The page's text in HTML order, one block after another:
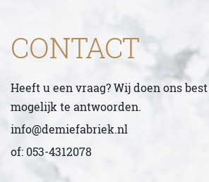
CONTACT
Heeft u een vraag? Wij doen ons
mogelijk te antwoorden.
info@demiefabriek.nl
of: 053-4312078